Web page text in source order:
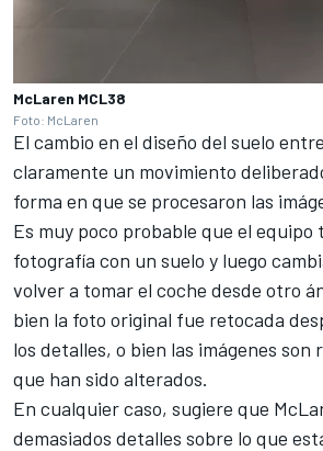
McLaren MCL38
Foto: McLaren
El cambio en el diseño del suelo
claramente un movimiento
forma en que se procesaron las
Es muy poco probable que el equipo
fotografía con un suelo y luego
volver a tomar el coche desde otro
bien la foto original fue retocada
los detalles, o bien las imágenes son
que han sido alterados.
En cualquier caso, sugiere que
demasiados detalles sobre lo que